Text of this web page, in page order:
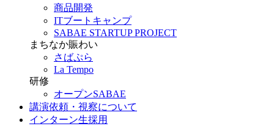
商品開発
ITブートキャンプ
SABAE STARTUP PROJECT
まちなか賑わい
さばぷら
La Tempo
研修
オープンSABAE
講演依頼・視察について
インターン生採用